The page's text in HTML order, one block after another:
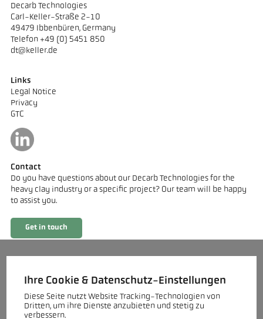
Decarb Technologies
Carl-Keller-Straße 2-10
49479 Ibbenbüren, Germany
Telefon +49 (0) 5451 850
dt@keller.de
Links
Legal Notice
Privacy
GTC
Contact
Do you have questions about our Decarb Technologies for the
heavy clay industry or a specific project? Our team will be happy
to assist you.
Get in touch
Ihre Cookie & Datenschutz-Einstellungen
Diese Seite nutzt Website Tracking-Technologien von
Dritten, um ihre Dienste anzubieten und stetig zu
verbessern.